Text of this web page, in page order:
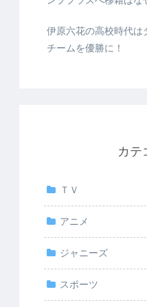
伊原六花の高校時代は
チームを優勝に！
カテ
ＴＶ
アニメ
ジャニーズ
スポーツ